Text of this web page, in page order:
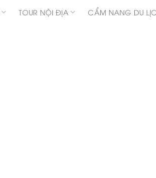
TOUR NỘI ĐỊA CẨM NANG DU